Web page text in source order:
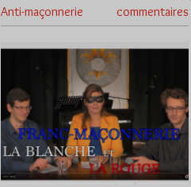
Anti-maçonnerie
commentaires